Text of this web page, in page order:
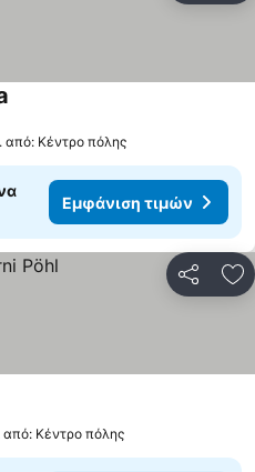
από: Κέντρο πόλης
Εμφάνιση τιμών
από: Κέντρο πόλης